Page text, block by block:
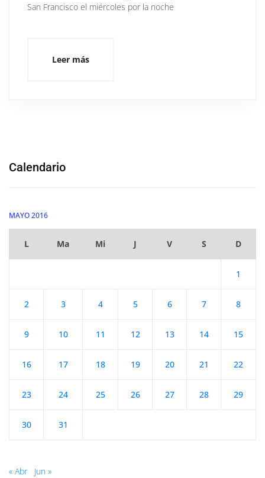
San Francisco el miércoles por la noche
Leer más
Calendario
MAYO 2016
L Ma Mi J V S D
1
2 3 4 5 6 7 8
9 10 11 12 13 14 15
16 17 18 19 20 21 22
23 24 25 26 27 28 29
30 31
« Abr Jun »